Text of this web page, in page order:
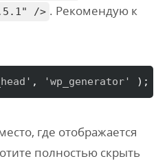
/> . Рекомендую к
, 'wp_generator' ) ;
где отображается
полностью скрыть